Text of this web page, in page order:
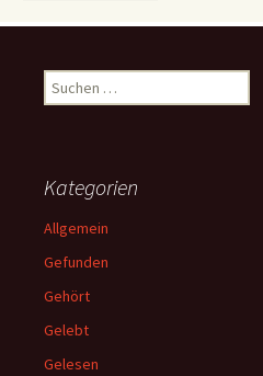
Suchen
nach:
Kategorien
Allgemein
Gefunden
Gehört
Gelebt
Gelesen